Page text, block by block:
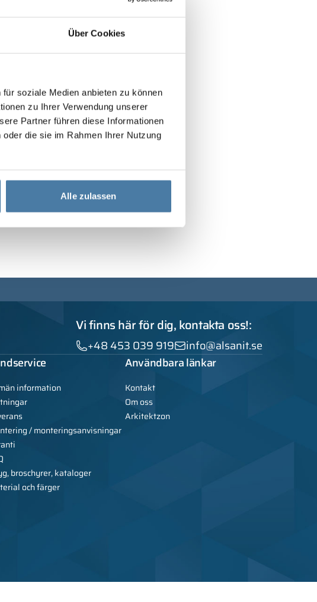
Über Cookies
soziale Medien anbieten zu können
zu Ihrer Verwendung unserer
Partner führen diese Informationen
die sie im Rahmen Ihrer Nutzung
Alle zulassen
Vi finns här för dig, kontakta oss!:
+48 453 039 919
info@alsanit.se
information
/ monteringsanvisningar
broschyrer, kataloger
och färger
Användbara länkar
Kontakt
Om oss
Arkitektzon